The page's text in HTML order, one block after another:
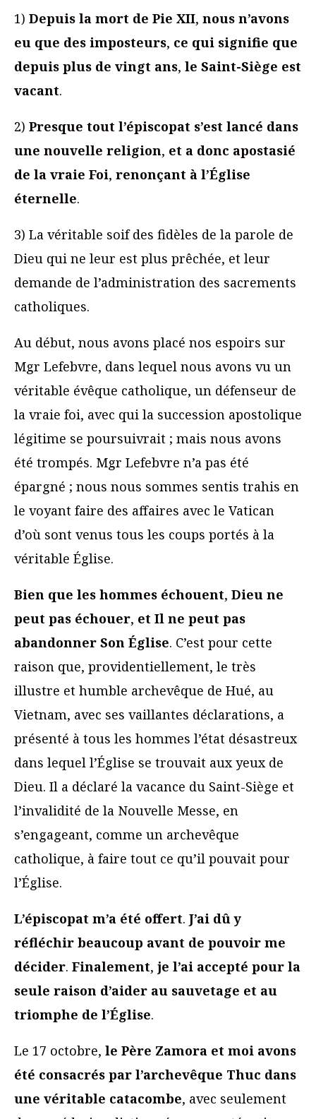
1) Depuis la mort de Pie XII, nous n’avons
eu que des imposteurs, ce qui signifie que
depuis plus de vingt ans, le Saint-Siège est
vacant.
2) Presque tout l’épiscopat s’est lancé dans
une nouvelle religion, et a donc apostasié
de la vraie Foi, renonçant à l’Église
éternelle.
3) La véritable soif des fidèles de la parole de
Dieu qui ne leur est plus prêchée, et leur
demande de l’administration des sacrements
catholiques.
Au début, nous avons placé nos espoirs sur
Mgr Lefebvre, dans lequel nous avons vu un
véritable évêque catholique, un défenseur de
la vraie foi, avec qui la succession apostolique
légitime se poursuivrait ; mais nous avons
été trompés. Mgr Lefebvre n’a pas été
épargné ; nous nous sommes sentis trahis en
le voyant faire des affaires avec le Vatican
d’où sont venus tous les coups portés à la
véritable Église.
Bien que les hommes échouent, Dieu ne
peut pas échouer, et Il ne peut pas
abandonner Son Église. C’est pour cette
raison que, providentiellement, le très
illustre et humble archevêque de Hué, au
Vietnam, avec ses vaillantes déclarations, a
présenté à tous les hommes l’état désastreux
dans lequel l’Église se trouvait aux yeux de
Dieu. Il a déclaré la vacance du Saint-Siège et
l’invalidité de la Nouvelle Messe, en
s’engageant, comme un archevêque
catholique, à faire tout ce qu’il pouvait pour
l’Église.
L’épiscopat m’a été offert. J’ai dû y
réfléchir beaucoup avant de pouvoir me
décider. Finalement, je l’ai accepté pour la
seule raison d’aider au sauvetage et au
triomphe de l’Église.
Le 17 octobre, le Père Zamora et moi avons
été consacrés par l’archevêque Thuc dans
une véritable catacombe, avec seulement